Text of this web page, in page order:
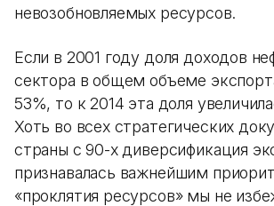
невозобновляемых ресурсов.
Если в 2001 году доля доходов
сектора в общем объеме
53%, то к 2014 эта доля
Хоть во всех стратегических
страны с 90-х диверсификация
признавалась важнейшим
«проклятия ресурсов» мы не